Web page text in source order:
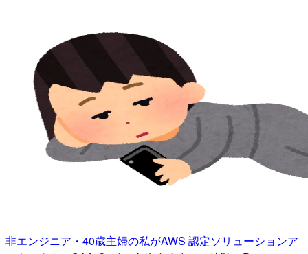
非エンジニア・40歳主婦の私がAWS 認定ソリューションア